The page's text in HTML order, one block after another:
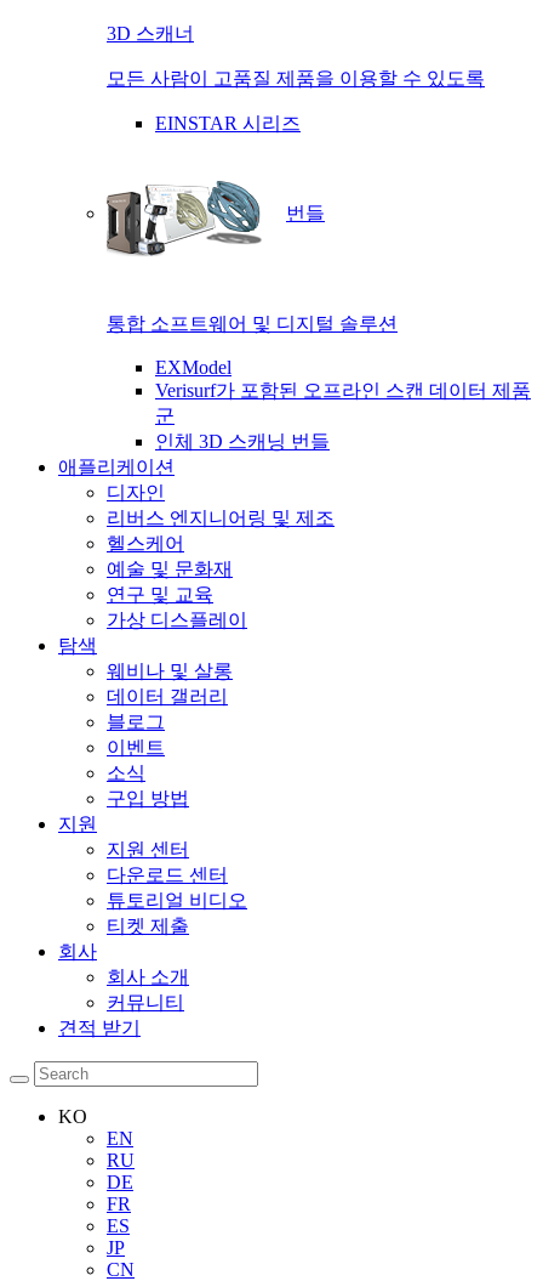
3D 스캐너
모든 사람이 고품질 제품을 이용할 수 있도록
EINSTAR 시리즈
번들
통합 소프트웨어 및 디지털 솔루션
EXModel
Verisurf가 포함된 오프라인 스캔 데이터 제품
군
인체 3D 스캐닝 번들
애플리케이션
디자인
리버스 엔지니어링 및 제조
헬스케어
예술 및 문화재
연구 및 교육
가상 디스플레이
탐색
웨비나 및 살롱
데이터 갤러리
블로그
이벤트
소식
구입 방법
지원
지원 센터
다운로드 센터
튜토리얼 비디오
티켓 제출
회사
회사 소개
커뮤니티
견적 받기
KO
EN
RU
DE
FR
ES
JP
CN